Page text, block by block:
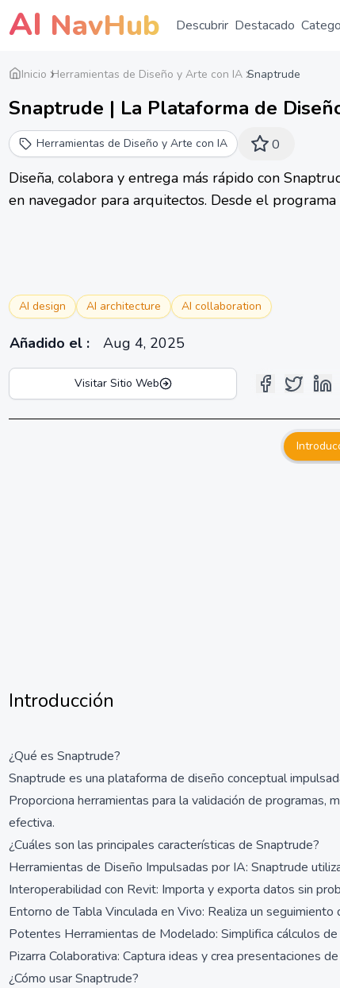
AI NavHub Descubrir Destacado
Inicio Herramientas de Diseño y Arte con IA Snaptrude
Snaptrude | La Plataforma de
Herramientas de Diseño y Arte con IA 0
Diseña, colabora y entrega más rápido con
en navegador para arquitectos. Desde el
AI design AI architecture AI collaboration
Añadido el : Aug 4, 2025
Visitar Sitio Web
Introducción
¿Qué es Snaptrude?
Snaptrude es una plataforma de diseño conceptual
Proporciona herramientas para la validación de
efectiva.
¿Cuáles son las principales características de Snaptrude?
Herramientas de Diseño Impulsadas por IA: Snaptrude
Interoperabilidad con Revit: Importa y exporta datos sin
Entorno de Tabla Vinculada en Vivo: Realiza un
Potentes Herramientas de Modelado: Simplifica cálculos
Pizarra Colaborativa: Captura ideas y crea presentaciones
¿Cómo usar Snaptrude?